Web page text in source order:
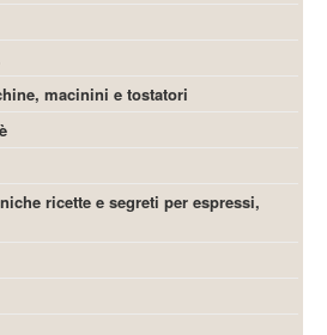
macinini e tostatori
ricette e segreti per espressi,